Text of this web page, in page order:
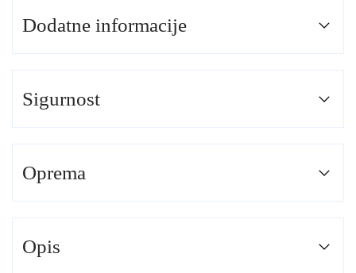
Dodatne informacije
Sigurnost
Oprema
Opis